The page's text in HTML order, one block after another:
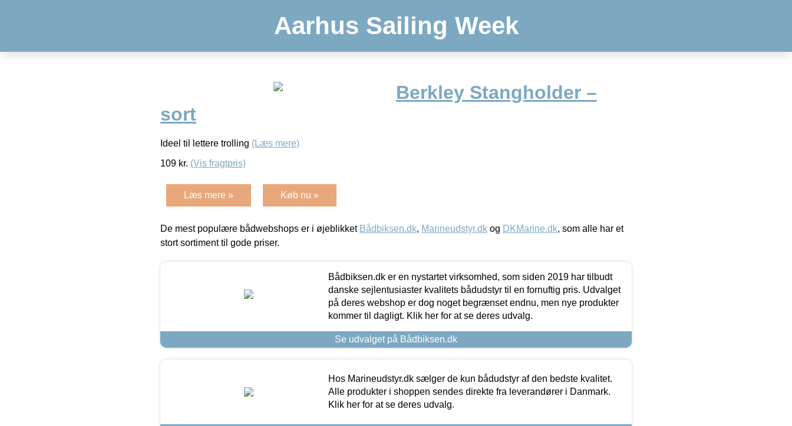
Aarhus Sailing Week
Berkley Stangholder –
sort
Ideel til lettere trolling (Læs mere)
109 kr. (Vis fragtpris)
Læs mere » Køb nu »
De mest populære bådwebshops er i øjeblikket Bådbiksen.dk, Marineudstyr.dk og DKMarine.dk, som alle har et
stort sortiment til gode priser.
Bådbiksen.dk er en nystartet virksomhed, som siden 2019 har tilbudt
danske sejlentusiaster kvalitets bådudstyr til en fornuftig pris. Udvalget
på deres webshop er dog noget begrænset endnu, men nye produkter
kommer til dagligt. Klik her for at se deres udvalg.
Se udvalget på Bådbiksen.dk
Hos Marineudstyr.dk sælger de kun bådudstyr af den bedste kvalitet.
Alle produkter i shoppen sendes direkte fra leverandører i Danmark.
Klik her for at se deres udvalg.